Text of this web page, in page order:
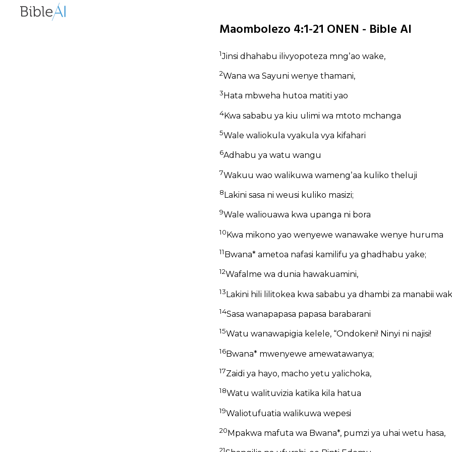
Maombolezo 4:1-21 ONEN - Bible AI
1Jinsi dhahabu ilivyopoteza mngʼao wake,
2Wana wa Sayuni wenye thamani,
3 Hata mbweha hutoa matiti yao
4Kwa sababu ya kiu ulimi wa mtoto mchanga
5Wale waliokula vyakula vya kifahari
6Adhabu ya watu wangu
7Wakuu wao walikuwa wamengʼaa kuliko theluji
8 Lakini sasa ni weusi kuliko masizi;
9Wale waliouawa kwa upanga ni bora
10Kwa mikono yao wenyewe wanawake wenye huruma
11 Bwana* ametoa nafasi kamilifu ya ghadhabu yake;
12Wafalme wa dunia hawakuamini,
13Lakini hili lilitokea kwa sababu ya dhambi za manabii
14Sasa wanapapasa papasa barabarani
15Watu wanawapigia kelele, “Ondokeni! Ninyi ni najisi!
16Bwana* mwenyewe amewatawanya;
17Zaidi ya hayo, macho yetu yalichoka,
18Watu walituvizia katika kila hatua
19Waliotufuatia walikuwa wepesi
20 Mpakwa mafuta wa Bwana*, pumzi ya uhai wetu hasa,
21